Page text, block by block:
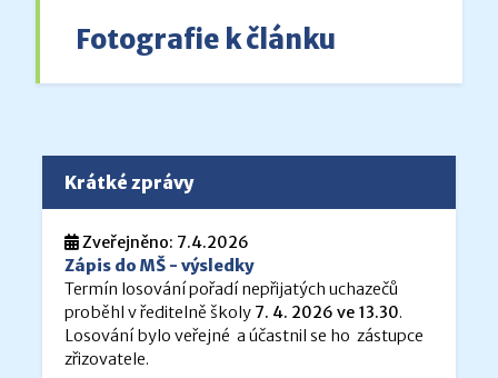
Fotografie k článku
Krátké zprávy
Zveřejněno: 7.4.2026
Zápis do MŠ - výsledky
Termín losování pořadí nepřijatých uchazečů
proběhl v ředitelně školy 7. 4. 2026 ve 13.30.
Losování bylo veřejné a účastnil se ho zástupce
zřizovatele.